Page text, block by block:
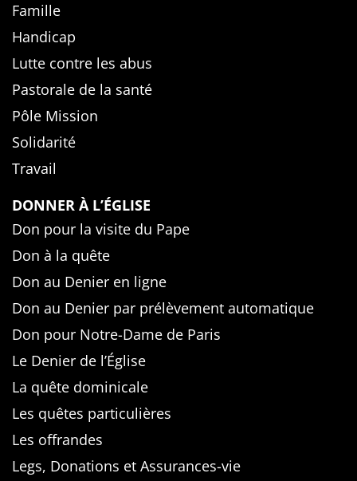
Famille
Handicap
Lutte contre les abus
Pastorale de la santé
Pôle Mission
Solidarité
Travail
DONNER À L’ÉGLISE
Don pour la visite du Pape
Don à la quête
Don au Denier en ligne
Don au Denier par prélèvement automatique
Don pour Notre-Dame de Paris
Le Denier de l’Église
La quête dominicale
Les quêtes particulières
Les offrandes
Legs, Donations et Assurances-vie